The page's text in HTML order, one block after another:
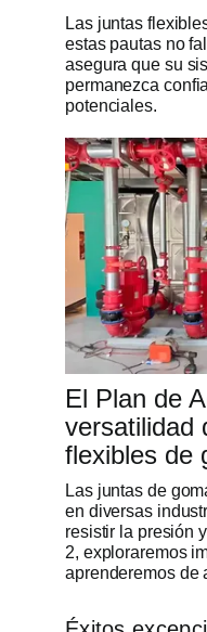
Las juntas
estas pautas no
asegura que su
permanezca
potenciales.
El Plan de
versatilidad
flexibles de
Las juntas de
en diversas
resistir la presión
2, exploraremos
aprenderemos de